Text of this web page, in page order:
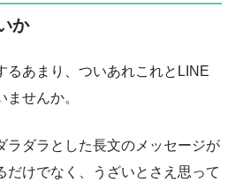
か
るあまり、ついあれこれとLINE
せんか。
ラダラとした長文のメッセージが
だけでなく、うざいとさえ思って